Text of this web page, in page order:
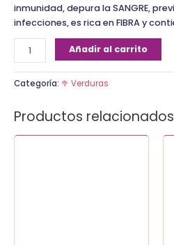
inmunidad, depura la SANGRE,
infecciones, es rica en FIBRA y
Añadir al carrito
Categoría: 🥦 Verduras
Productos relacionados